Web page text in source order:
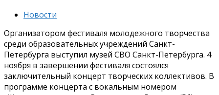
Новости
Организатором фестиваля молодежного творчества
среди образовательных учреждений Санкт-
Петербурга выступил музей СВО Санкт-Петербурга. 4
ноября в завершении фестиваля состоялся
заключительный концерт творческих коллективов. В
программе концерта с вокальным номером